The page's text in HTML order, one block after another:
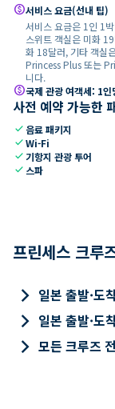
paid서비스 요금(선내 팁)
서비스 요금은 1인 1
스위트 객실은 미화
화 18달러, 기타 객실
Princess Plus 또는
니다.
paid국제 관광 여객세: 1
사전 예약 가능한
check 음료 패키지
checkWi-Fi
check 기항지 관광 투어
check 스파
프린세스 크루
keyboard_arrow_right 일본 출발·도
keyboard_arrow_right 일본 출발·도
keyboard_arrow_right 모든 크루즈